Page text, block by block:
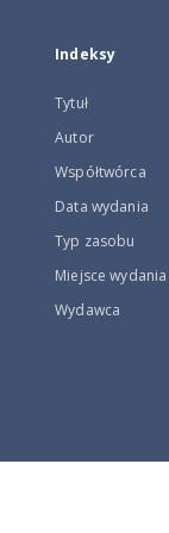
Indeksy
Tytuł
Autor
Współtwórca
Data wydania
Typ zasobu
Miejsce wydania
Wydawca